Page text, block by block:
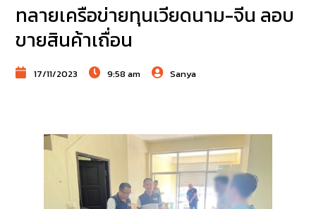
ทลายเครือข่ายทุนเวียดนาม-จีน ลอบ
ขายสินค้าเถื่อน
17/11/2023 9:58 am Sanya